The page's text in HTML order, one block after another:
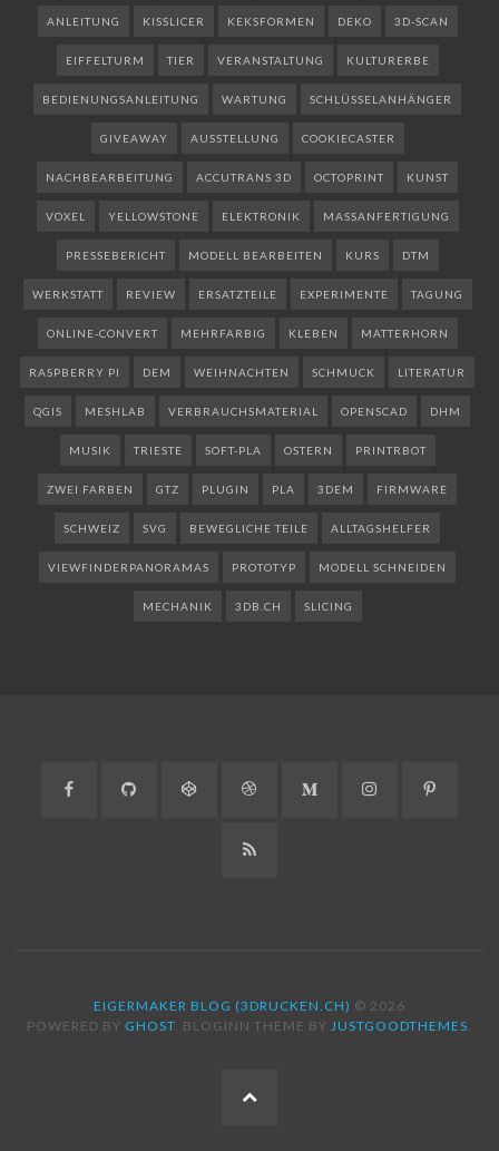
ANLEITUNG KISSLICER KEKSFORMEN DEKO 3D-SCAN
EIFFELTURM TIER VERANSTALTUNG KULTURERBE
BEDIENUNGSANLEITUNG WARTUNG SCHLÜSSELANHÄNGER
GIVEAWAY AUSSTELLUNG COOKIECASTER
NACHBEARBEITUNG ACCUTRANS 3D OCTOPRINT KUNST
VOXEL YELLOWSTONE ELEKTRONIK MASSANFERTIGUNG
PRESSEBERICHT MODELL BEARBEITEN KURS DTM
WERKSTATT REVIEW ERSATZTEILE EXPERIMENTE TAGUNG
ONLINE-CONVERT MEHRFARBIG KLEBEN MATTERHORN
RASPBERRY PI DEM WEIHNACHTEN SCHMUCK LITERATUR
QGIS MESHLAB VERBRAUCHSMATERIAL OPENSCAD DHM
MUSIK TRIESTE SOFT-PLA OSTERN PRINTRBOT
ZWEI FARBEN GTZ PLUGIN PLA 3DEM FIRMWARE
SCHWEIZ SVG BEWEGLICHE TEILE ALLTAGSHELFER
VIEWFINDERPANORAMAS PROTOTYP MODELL SCHNEIDEN
MECHANIK 3DB.CH SLICING
Facebook GitHub CodePen DribbbleMedium Instagram
RSS
EIGERMAKER BLOG (3DRUCKEN.CH) © 2026
POWERED BY GHOST . BLOGINN THEME BY JUSTGOODTHEMES